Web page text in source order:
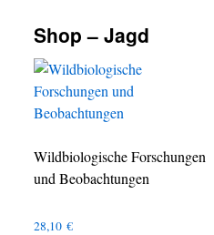
Shop – Jagd
Wildbiologische Forschungen
und Beobachtungen
28,10 €